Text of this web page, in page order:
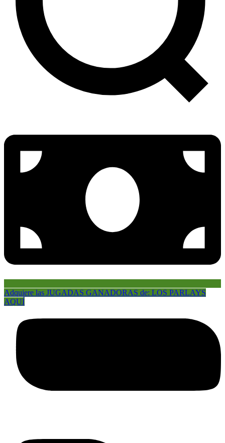
Adquiere las JUGADAS GANADORAS de: LOS PARLAYS
AQUÍ